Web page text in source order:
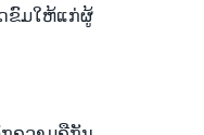
ຂົມໃຫ້ແກ່ຜູ້